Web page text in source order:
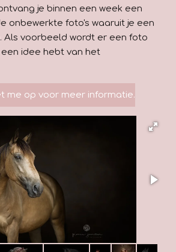
je binnen een week een
onbewerkte foto's waaruit je een
Als voorbeeld wordt er een foto
idee hebt van het
me op voor meer informatie.